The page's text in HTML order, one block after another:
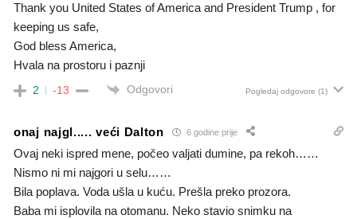
Thank you United States of America and President Trump , for
keeping us safe,
God bless America,
Hvala na prostoru i paznji
2 -13 Odgovori Pogledaj odgovore (1)
onaj najgl..... veći Dalton 6 godine prije
Ovaj neki ispred mene, počeo valjati dumine, pa rekoh……
Nismo ni mi najgori u selu……
Bila poplava. Voda ušla u kuću. Prešla preko prozora.
Baba mi isplovila na otomanu. Neko stavio snimku na